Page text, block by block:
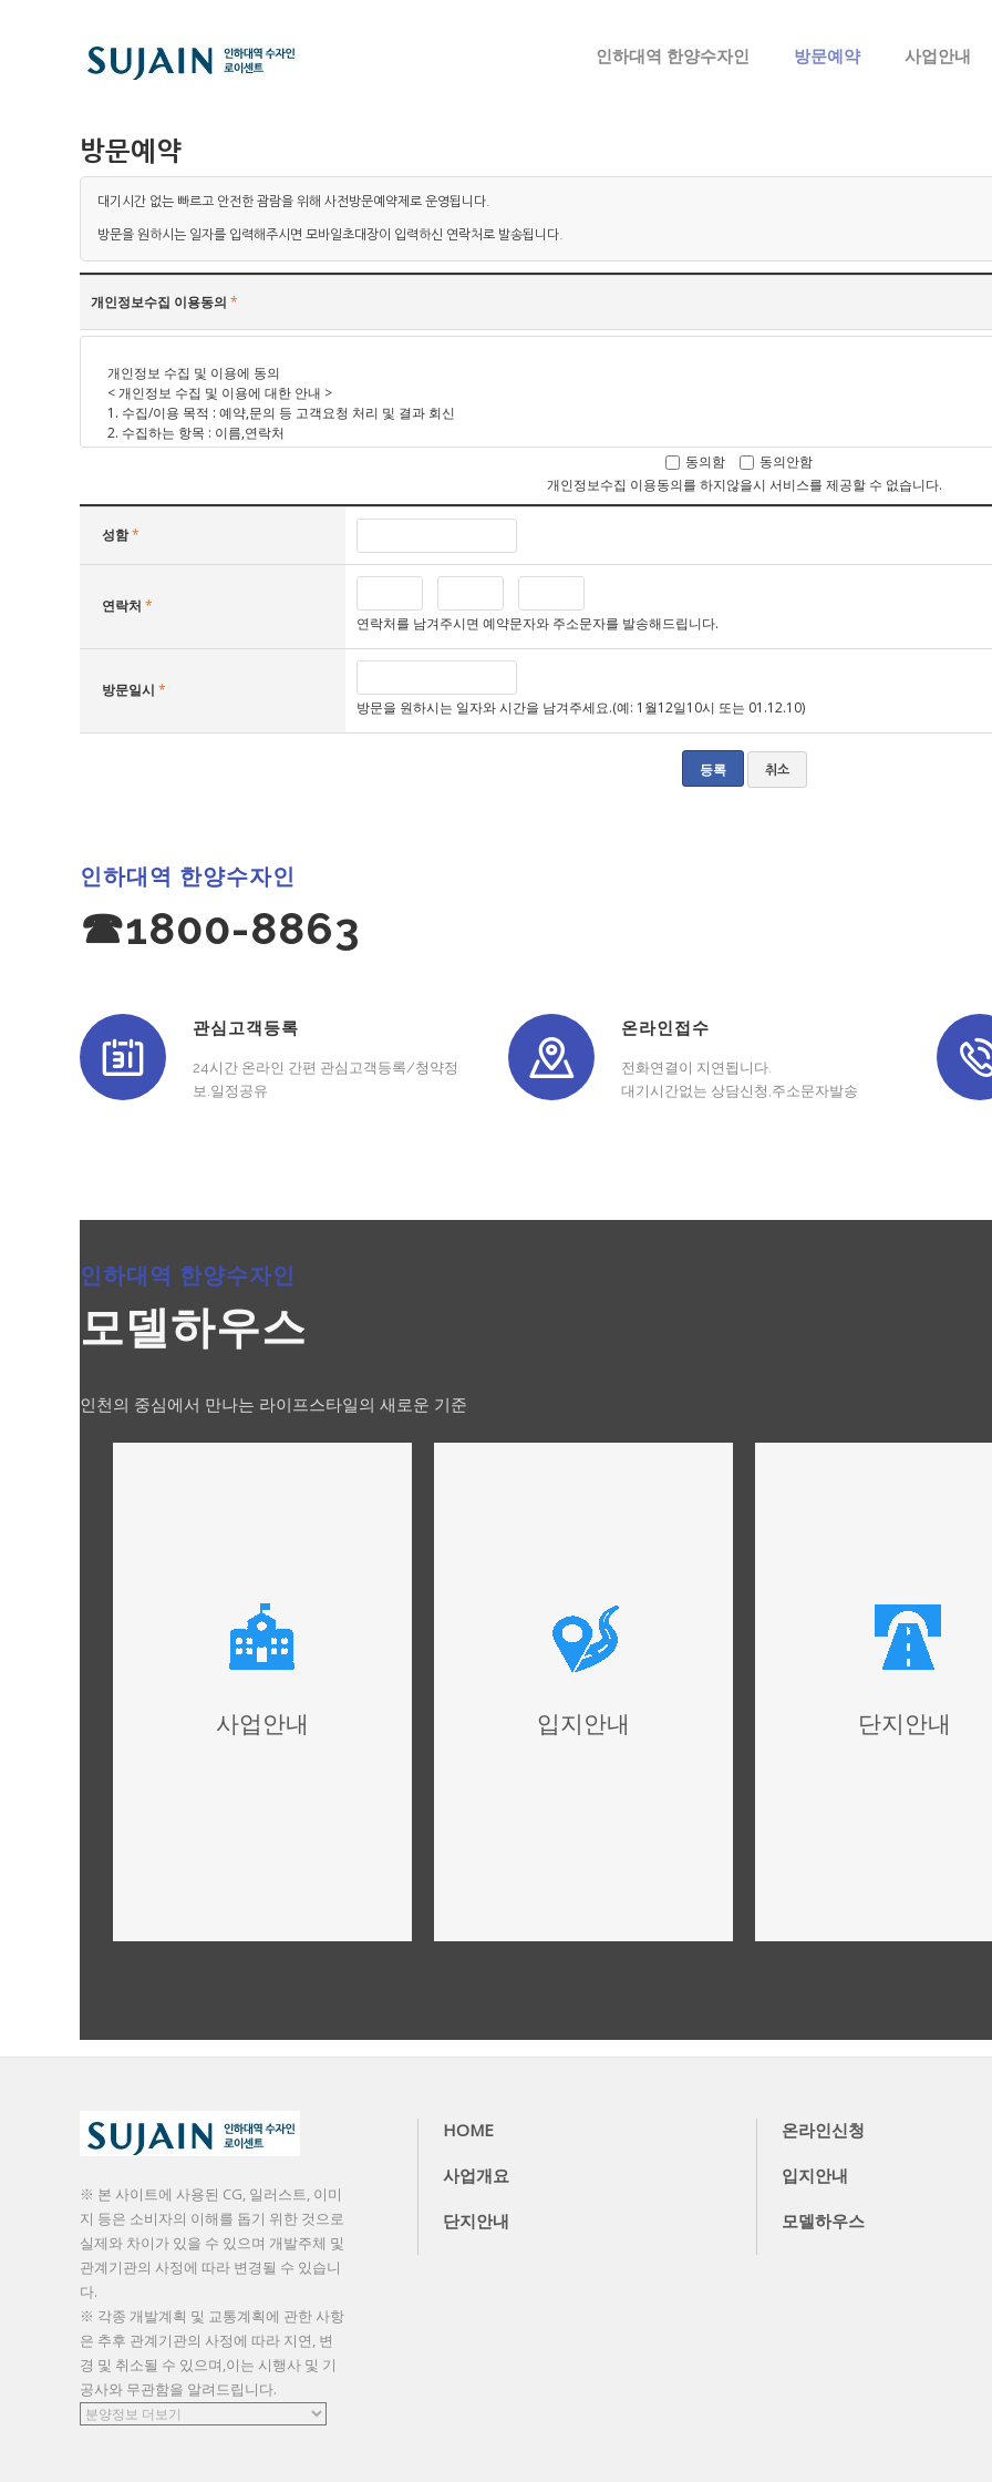
인하대역 한양수자인 방문예약 사업안내
방문예약
대기시간 없는 빠르고 안전한 괌람을 위해 사전방문예약제로 운영됩니다.
방문을 원하시는 일자를 입력해주시면 모바일초대장이 입력하신 연락처로 발송됩니다.
개인정보수집 이용동의 *
동의함
동의안함
개인정보수집 이용동의를 하지않을시 서비스를 제공할 수 없습니다.
성함*
연락처 *
연락처를 남겨주시면 예약문자와 주소문자를 발송해드립니다.
방문일시 *
방문을 원하시는 일자와 시간을 남겨주세요.(예: 1월12일10시 또는 01.12.10)
취소
인하대역 한양수자인
☎1800-8863
관심고객등록
24시간 온라인 간편 관심고객등록/청약정
보.일정공유
온라인접수
전화연결이 지연됩니다.
대기시간없는 상담신청,주소문자발송
인하대역 한양수자인
모델하우스
인천의 중심에서 만나는 라이프스타일의 새로운 기준
사업안내 입지안내 단지안내
※ 본 사이트에 사용된 CG, 일러스트, 이미
지 등은 소비자의 이해를 돕기 위한 것으로
실제와 차이가 있을 수 있으며 개발주체 및
관계기관의 사정에 따라 변경될 수 있습니
다.
※ 각종 개발계획 및 교통계획에 관한 사항
은 추후 관계기관의 사정에 따라 지연, 변
경 및 취소될 수 있으며,이는 시행사 및 기
공사와 무관함을 알려드립니다.
HOME 온라인신청
사업개요 입지안내
단지안내 모델하우스